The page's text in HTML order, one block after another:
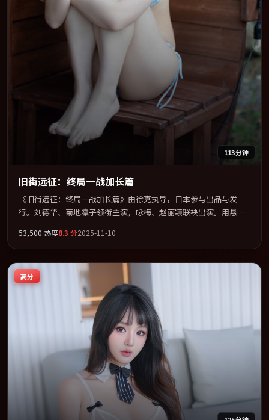
113分钟
旧街远征：终局一战加长篇
《旧街远征：终局一战加长篇》由徐克执导，日本参与出品与发
行。刘德华、菊地凛子领衔主演，咏梅、赵丽颖联袂出演。用悬疑
在叙事、表演与视听上力求统一。定于 2025-01-19 在内地院线及主
流平台同步亮相，2025 年度话题片中口碑稳健，适合喜欢强情节与
人物弧光的观众完整观看。
53,500 热度8.3 分2025-11-10
高分